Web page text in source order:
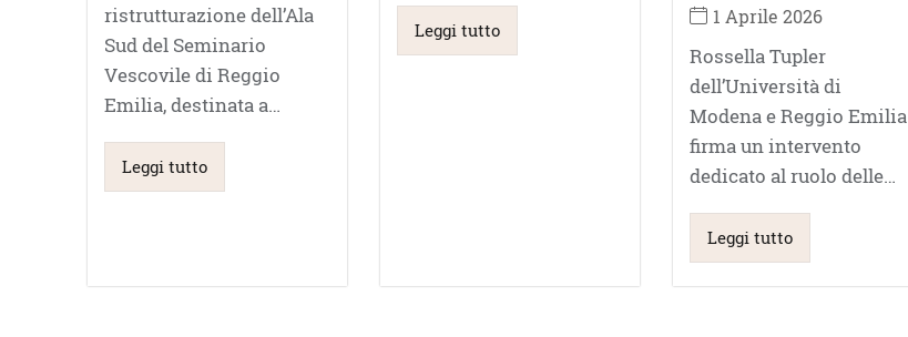
ristrutturazione dell’Ala
Sud del Seminario
Vescovile di Reggio
Emilia, destinata a…
Leggi tutto
Leggi tutto
1 Aprile 2026
Rossella Tupler
dell’Università di
Modena e Reggio Emilia
firma un intervento
dedicato al ruolo delle…
Leggi tutto